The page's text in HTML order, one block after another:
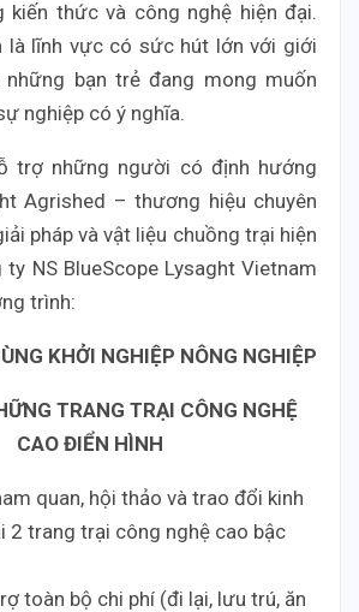
kiến thức và công nghệ hiện đại.
là lĩnh vực có sức hút lớn với giới
những bạn trẻ đang mong muốn
nghiệp có ý nghĩa.
trợ những người có định hướng
Agrished – thương hiệu chuyên
pháp và vật liệu chuồng trại hiện
NS BlueScope Lysaght Vietnam
trình:
KHỞI NGHIỆP NÔNG NGHIỆP
TRANG TRẠI CÔNG NGHỆ
CAO ĐIỂN HÌNH
quan, hội thảo và trao đổi kinh
2 trang trại công nghệ cao bậc
toàn bộ chi phí (đi lại, lưu trú, ăn